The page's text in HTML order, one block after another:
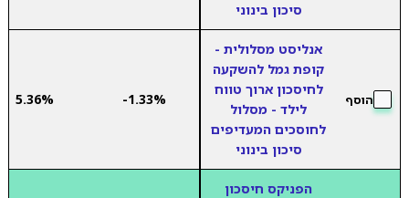
סיכון בינוני
הוסף
אנליסט מסלולית -
קופת גמל להשקעה
לחיסכון ארוך טווח
לילד - מסלול
לחוסכים המעדיפים
סיכון בינוני
-1.33%
5.36%
הפניקס חיסכון